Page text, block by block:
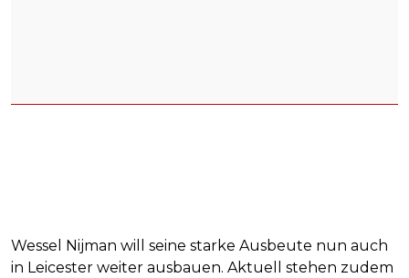
Wessel Nijman will seine starke Ausbeute nun auch
in Leicester weiter ausbauen. Aktuell stehen zudem